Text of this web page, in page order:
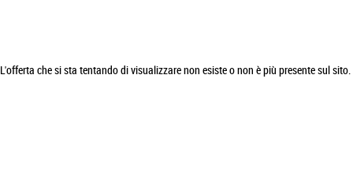
L'offerta che si sta tentando di visualizzare non esiste o non è più presente sul sito.